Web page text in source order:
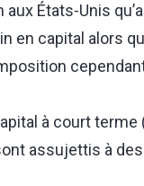
aux États‑Unis
en capital alors
à court
assujettis à